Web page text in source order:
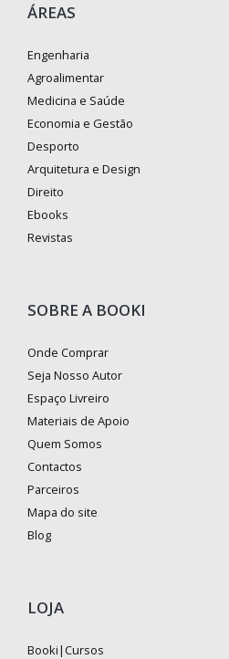
ÁREAS
Engenharia
Agroalimentar
Medicina e Saúde
Economia e Gestão
Desporto
Arquitetura e Design
Direito
Ebooks
Revistas
SOBRE A BOOKI
Onde Comprar
Seja Nosso Autor
Espaço Livreiro
Materiais de Apoio
Quem Somos
Contactos
Parceiros
Mapa do site
Blog
LOJA
Booki|Cursos